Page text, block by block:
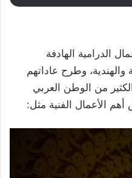
الدرامية الهادفة
والهندية، وطرح عاداتهم
من الوطن العربي
الأعمال الفنية مثل: